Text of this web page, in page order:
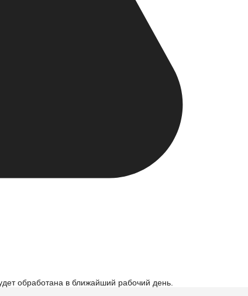
обработана в ближайший рабочий день.